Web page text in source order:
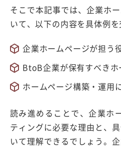
そこで本記事では、企業ホ
いて、以下の内容を具体例を
企業ホームページが担う
BtoB企業が保有すべき
ホームページ構築・運用
読み進めることで、企業ホ
ティングに必要な理由と、
いて理解できるでしょう。